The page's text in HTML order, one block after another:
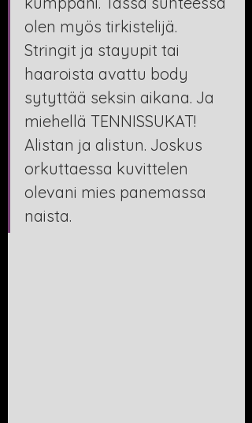
olen myös tirkistelijä.
Stringit ja stayupit tai
haaroista avattu body
sytyttää seksin aikana. Ja
miehellä TENNISSUKAT!
Alistan ja alistun. Joskus
orkuttaessa kuvittelen
olevani mies panemassa
naista.